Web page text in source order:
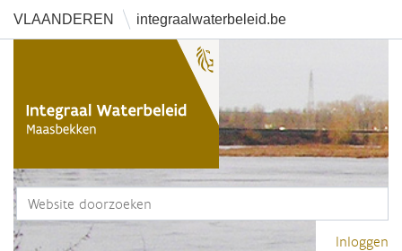
VLAANDEREN integraalwaterbeleid.be
Zoek
Geavanceerd zoeken...
Inloggen